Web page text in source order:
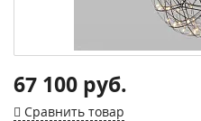
67 100 руб.
Сравнить товар